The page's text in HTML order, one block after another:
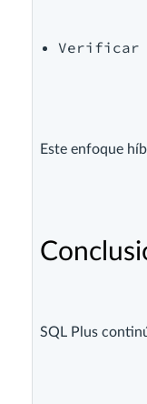
Verificar
Este enfoque
SQL Plus